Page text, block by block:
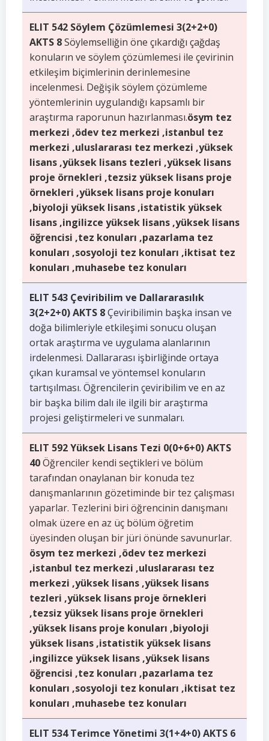
ELIT 542 Söylem Çözümlemesi 3(2+2+0)
AKTS 8Söylemselliğin öne çıkardığı çağdaş
konuların ve söylem çözümlemesi ile çevirinin
etkileşim biçimlerinin derinlemesine
incelenmesi. Değişik söylem çözümleme
yöntemlerinin uygulandığı kapsamlı bir
araştırma raporunun hazırlanması.ösym tez
merkezi ,ödev tez merkezi ,istanbul tez
merkezi ,uluslararası tez merkezi ,yüksek
lisans ,yüksek lisans tezleri ,yüksek lisans
proje örnekleri ,tezsiz yüksek lisans proje
örnekleri ,yüksek lisans proje konuları
,biyoloji yüksek lisans ,istatistik yüksek
lisans ,ingilizce yüksek lisans ,yüksek lisans
öğrencisi ,tez konuları ,pazarlama tez
konuları ,sosyoloji tez konuları ,iktisat tez
konuları ,muhasebe tez konuları
ELIT 543 Çeviribilim ve Dallararasılık
3(2+2+0) AKTS 8Çeviribilimin başka insan ve
doğa bilimleriyle etkileşimi sonucu oluşan
ortak araştırma ve uygulama alanlarının
irdelenmesi. Dallararası işbirliğinde ortaya
çıkan kuramsal ve yöntemsel konuların
tartışılması. Öğrencilerin çeviribilim ve en az
bir başka bilim dalı ile ilgili bir araştırma
projesi geliştirmeleri ve sunmaları.
ELIT 592 Yüksek Lisans Tezi 0(0+6+0) AKTS
40Öğrenciler kendi seçtikleri ve bölüm
tarafından onaylanan bir konuda tez
danışmanlarının gözetiminde bir tez çalışması
yaparlar. Tezlerini biri öğrencinin danışmanı
olmak üzere en az üç bölüm öğretim
üyesinden oluşan bir jüri önünde savunurlar.
ösym tez merkezi ,ödev tez merkezi
,istanbul tez merkezi ,uluslararası tez
merkezi ,yüksek lisans ,yüksek lisans
tezleri ,yüksek lisans proje örnekleri
,tezsiz yüksek lisans proje örnekleri
,yüksek lisans proje konuları ,biyoloji
yüksek lisans ,istatistik yüksek lisans
,ingilizce yüksek lisans ,yüksek lisans
öğrencisi ,tez konuları ,pazarlama tez
konuları ,sosyoloji tez konuları ,iktisat tez
konuları ,muhasebe tez konuları
ELIT 534 Terimce Yönetimi 3(1+4+0) AKTS 6